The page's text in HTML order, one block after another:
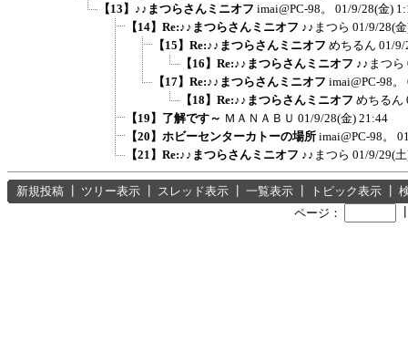
【13】♪♪まつらさんミニオフ imai@PC-98。 01/9/28(金)
【14】Re:♪♪まつらさんミニオフ ♪♪まつら 01/9/28(
【15】Re:♪♪まつらさんミニオフ めちるん 01/9/
【16】Re:♪♪まつらさんミニオフ ♪♪まつら
【17】Re:♪♪まつらさんミニオフ imai@PC-98。
【18】Re:♪♪まつらさんミニオフ めちるん
【19】了解です～ ＭＡＮＡＢＵ 01/9/28(金) 21:44
【20】ホビーセンターカトーの場所 imai@PC-98。
【21】Re:♪♪まつらさんミニオフ ♪♪まつら 01/9/29(
新規投稿 ツリー表示 スレッド表示 一覧表示 トピック表示
ページ：